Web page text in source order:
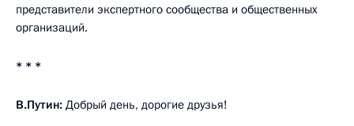
представители экспертного сообщества и общественных
организаций.
* * *
В.Путин: Добрый день, дорогие друзья!